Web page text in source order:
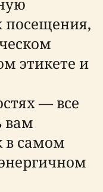
этикете и
— все
вам
в самом